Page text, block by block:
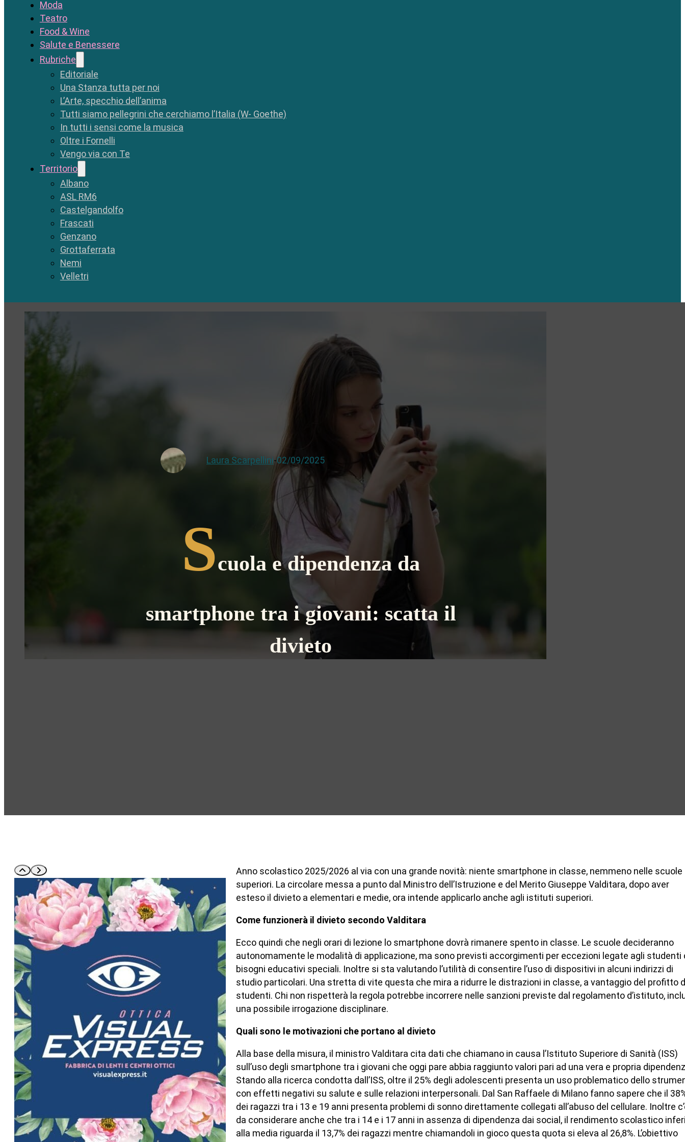
Moda
Teatro
Food & Wine
Salute e Benessere
Rubriche
Editoriale
Una Stanza tutta per noi
L’Arte, specchio dell’anima
Tutti siamo pellegrini che cerchiamo l’Italia (W- Goethe)
In tutti i sensi come la musica
Oltre i Fornelli
Vengo via con Te
Territorio
Albano
ASL RM6
Castelgandolfo
Frascati
Genzano
Grottaferrata
Nemi
Velletri
Laura Scarpellini-02/09/2025
Scuola e dipendenza da
smartphone tra i giovani: scatta il
divieto
Anno scolastico 2025/2026 al via con una grande novità: niente smartphone in classe, nemmeno nelle scuole
superiori. La circolare messa a punto dal Ministro dell’Istruzione e del Merito Giuseppe Valditara, dopo aver
esteso il divieto a elementari e medie, ora intende applicarlo anche agli istituti superiori.
Come funzionerà il divieto secondo Valditara
Ecco quindi che negli orari di lezione lo smartphone dovrà rimanere spento in classe. Le scuole decideranno
autonomamente le modalità di applicazione, ma sono previsti accorgimenti per eccezioni legate agli studenti
bisogni educativi speciali. Inoltre si sta valutando l’utilità di consentire l’uso di dispositivi in alcuni indirizzi di
studio particolari. Una stretta di vite questa che mira a ridurre le distrazioni in classe, a vantaggio del profitto
studenti. Chi non rispetterà la regola potrebbe incorrere nelle sanzioni previste dal regolamento d’istituto,
una possibile irrogazione disciplinare.
Quali sono le motivazioni che portano al divieto
Alla base della misura, il ministro Valditara cita dati che chiamano in causa l’Istituto Superiore di Sanità (ISS)
sull’uso degli smartphone tra i giovani che oggi pare abbia raggiunto valori pari ad una vera e propria
Stando alla ricerca condotta dall’ISS, oltre il 25% degli adolescenti presenta un uso problematico dello
con effetti negativi su salute e sulle relazioni interpersonali. Dal San Raffaele di Milano fanno sapere che il
dei ragazzi tra i 13 e 19 anni presenta problemi di sonno direttamente collegati all’abuso del cellulare. Inoltre
da considerare anche che tra i 14 e i 17 anni in assenza di dipendenza dai social, il rendimento scolastico
alla media riguarda il 13,7% dei ragazzi mentre chiamandoli in gioco questa quota si eleva al 26,8%. L’obiettivo